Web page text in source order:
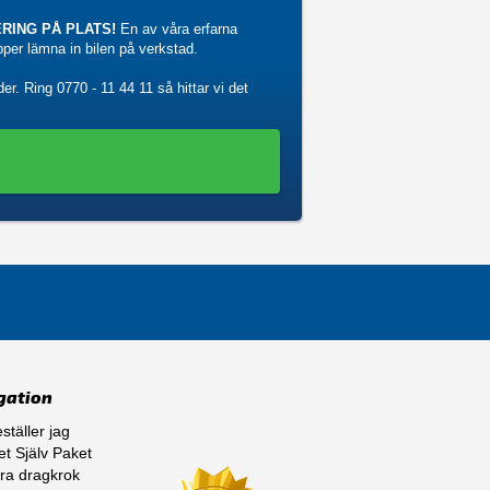
PÅ PLATS! En av våra erfarna
lämna in bilen på verkstad.
Ring 0770 - 11 44 11 så hittar vi det
jag
Själv Paket
dragkrok